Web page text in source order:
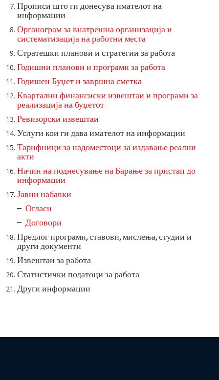
Прописи што ги донесува имателот на
информации
Органограм за внатрешна организација и
систематизација на работни места
Стратешки планови и стратегии за работа
Годишни планови и програми за работа
Годишен Буџет и завршна сметка
Квартални финансиски извештаи и програми за
реализација на буџетот
Ревизорски извештаи
Услуги кои ги дава имателот на информации
Тарифници за надоместоци за издавање реални
акти
Начин на поднесување на Барање за пристап до
информации
Јавни набавки
– Огласи
– Договори
Предлог програми, ставови, мислења, студии и
други документи
Извештаи за работа
Статистички податоци за работа
Други информации